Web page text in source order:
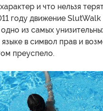
и что нельзя
году движение SlutWalk
из самых
языке в символ прав и
преуспело.